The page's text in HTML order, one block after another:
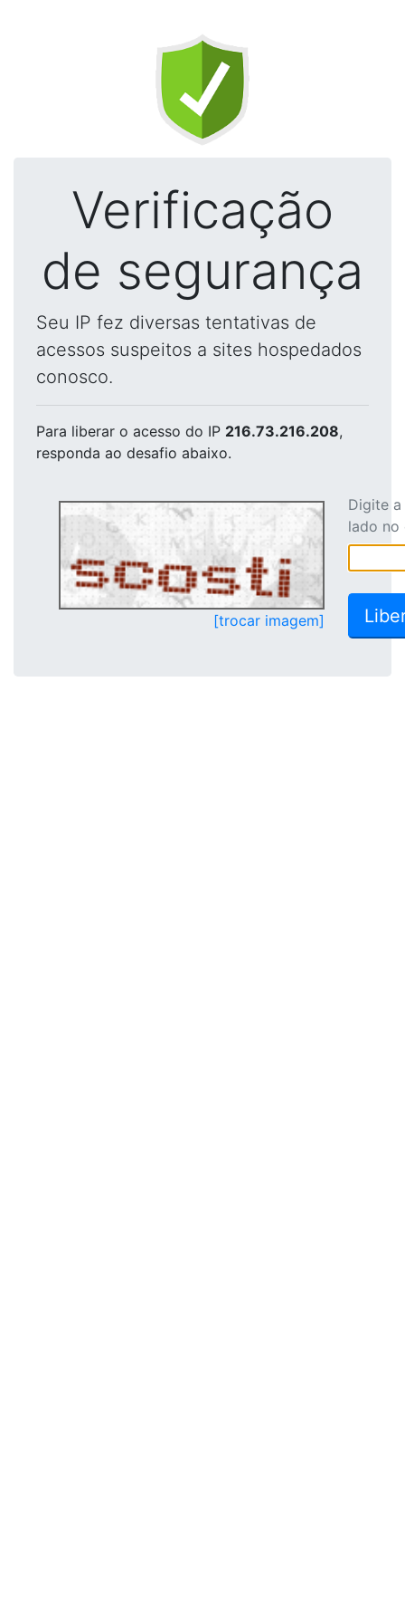
Verificação
de segurança
Seu IP fez diversas tentativas de
acessos suspeitos a sites hospedados
conosco.
Para liberar o acesso do IP 216.73.216.208,
responda ao desafio abaixo.
[trocar imagem]
Digite
lado no